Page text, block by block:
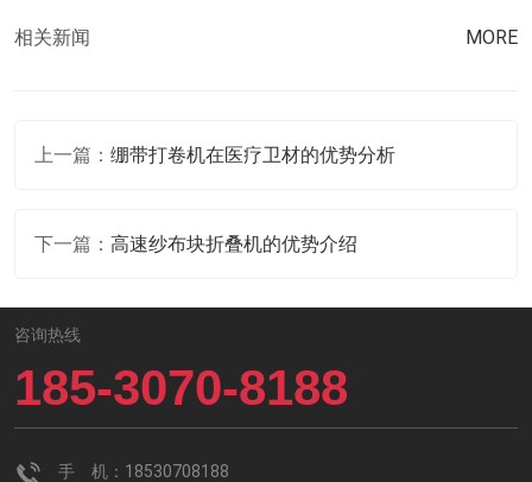
相关新闻 MORE
上一篇： 绷带打卷机在医疗卫材的优势分析
下一篇： 高速纱布块折叠机的优势介绍
咨询热线
185-3070-8188
手 机：18530708188